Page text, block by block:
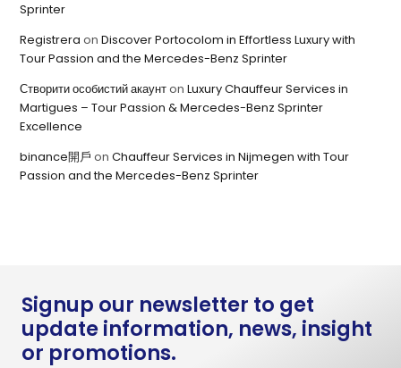
Sprinter
Registrera onDiscover Portocolom in Effortless Luxury with
Tour Passion and the Mercedes-Benz Sprinter
Створити особистий акаунтonLuxury Chauffeur Services in
Martigues – Tour Passion & Mercedes-Benz Sprinter
Excellence
binance開戶 onChauffeur Services in Nijmegen with Tour
Passion and the Mercedes-Benz Sprinter
Signup our newsletter to get
update information, news, insight
or promotions.